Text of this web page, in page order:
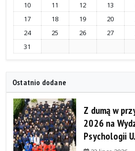
10
11 12 13
17
18 19 20
24
25 26 27
31
Ostatnio dodane
Z dumą w
2026 na
Psychologii